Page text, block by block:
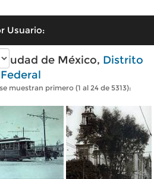
Usuario:
de México, Distrito
Federal
muestran primero (1 al 24 de 5313):